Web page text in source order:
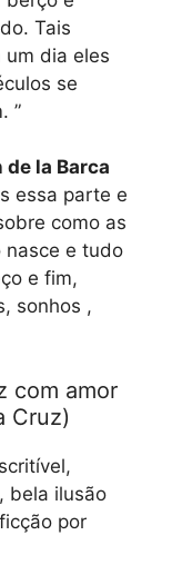
Tais
um dia eles
se
”
de la Barca
essa parte e
como as
nasce e tudo
e fim,
sonhos ,
com amor
Cruz)
bela ilusão
por